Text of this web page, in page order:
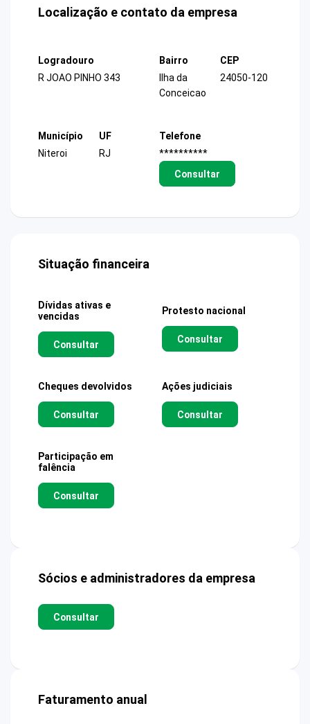
Localização e contato da empresa
Logradouro
R JOAO PINHO 343
Bairro
Ilha da
Conceicao
CEP
24050-120
Município
Niteroi
UF
RJ
Telefone
**********
Consultar
Situação financeira
Dívidas ativas e
vencidas
Consultar
Protesto nacional
Consultar
Cheques devolvidos
Consultar
Ações judiciais
Consultar
Participação em
falência
Consultar
Sócios e administradores da empresa
Consultar
Faturamento anual